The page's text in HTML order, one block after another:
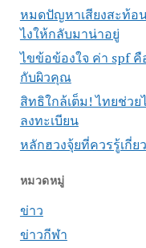
หมดปัญหาเสียงสะท้อ
ไงให้กลับมาน่าอยู่
ไขข้อข้องใจ ค่า spf
กับผิวคุณ
สิทธิใกล้เต็ม! ไทยช่ว
ลงทะเบียน
หลักฮวงจุ้ยที่ควรรู้เกี่ย
หมวดหมู่
ข่าว
ข่าวกีฬา